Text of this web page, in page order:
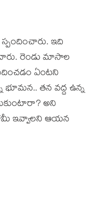
ఇది
రెండు మాసాల
ఏంట‌ని
భూమ‌న‌.. త‌న వ‌ద్ద ఉన్న
అని
హామీ ఇవ్వాల‌ని ఆయ‌న